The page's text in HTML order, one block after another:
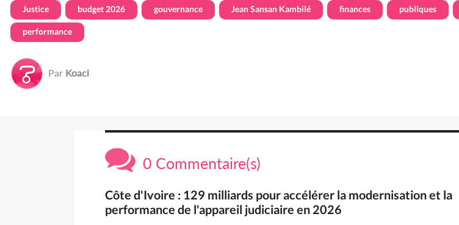
Justice budget 2026 gouvernance Jean Sansan Kambilé finances publiques
performance
Par Koaci
0 Commentaire(s)
Côte d'Ivoire : 129 milliards pour accélérer la modernisation et la
performance de l'appareil judiciaire en 2026